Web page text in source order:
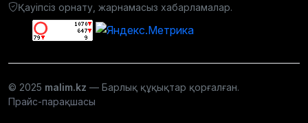
Қауіпсіз орнату, жарнамасыз хабарламалар.
© 2025 malim.kz — Барлық құқықтар қорғалған.
Прайс-парақшасы